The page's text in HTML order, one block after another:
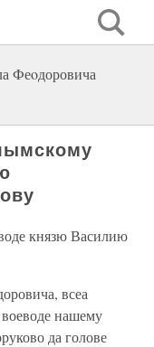
Феoдоровича
князю Василию
всеа
нашему
да голове